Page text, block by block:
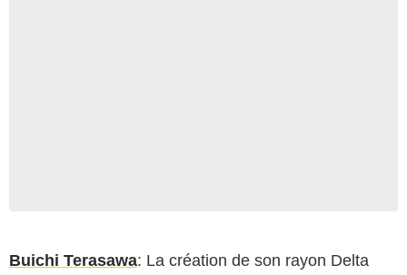
Buichi Terasawa: La création de son rayon Delta